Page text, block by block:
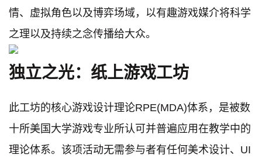
情、虚拟角色以及博弈场域，以有趣游戏媒介将科学
之理以及持续之念传播给大众。
独立之光：纸上游戏工坊
此工坊的核心游戏设计理论RPE(MDA)体系，是被数
十所美国大学游戏专业所认可并普遍应用在教学中的
理论体系。该项活动无需参与者有任何美术设计、UI